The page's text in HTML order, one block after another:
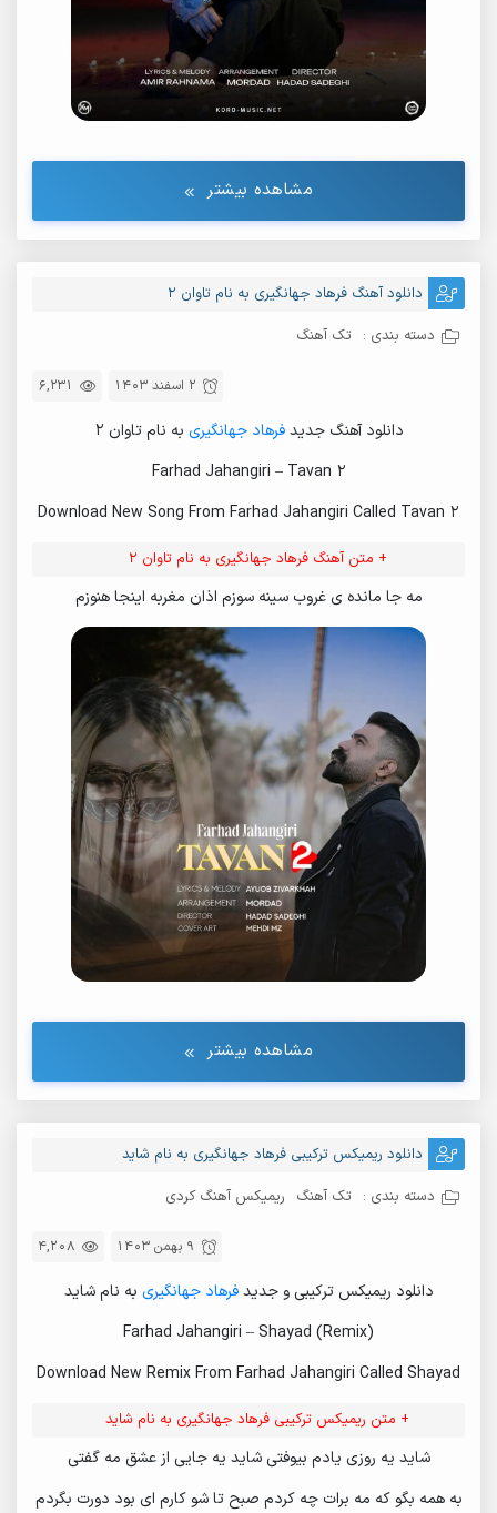
مشاهده بیشتر
دانلود آهنگ فرهاد جهانگیری به نام تاوان 2
دسته بندی : تک آهنگ
6,231 2 اسفند 1403
دانلود آهنگ جدیدفرهاد جهانگیری به نام تاوان 2
Farhad Jahangiri – Tavan 2
Download New Song From Farhad Jahangiri Called Tavan 2
+ متن آهنگ فرهاد جهانگیری به نام تاوان 2
مه جا مانده ی غروب سینه سوزم اذان مغربه اینجا هنوزم
مشاهده بیشتر
دانلود ریمیکس ترکیبی فرهاد جهانگیری به نام شاید
دسته بندی : تک آهنگ ریمیکس آهنگ کردی
4,208 9 بهمن 1403
دانلود ریمیکس ترکیبی و جدیدفرهاد جهانگیری به نام شاید
Farhad Jahangiri – Shayad (Remix)
Download New Remix From Farhad Jahangiri Called Shayad
+ متن ریمیکس ترکیبی فرهاد جهانگیری به نام شاید
شاید یه روزی یادم بیوفتی شاید یه جایی از عشق مه گفتی
به همه بگو که مه برات چه کردم صبح تا شو کارم ای بود دورت بگردم